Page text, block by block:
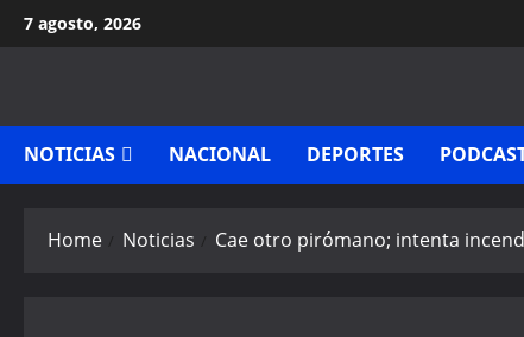
Skip
to
7 agosto, 2026
NOTICIAS NACIONAL DEPORTES
Home Noticias Cae otro pirómano; intenta